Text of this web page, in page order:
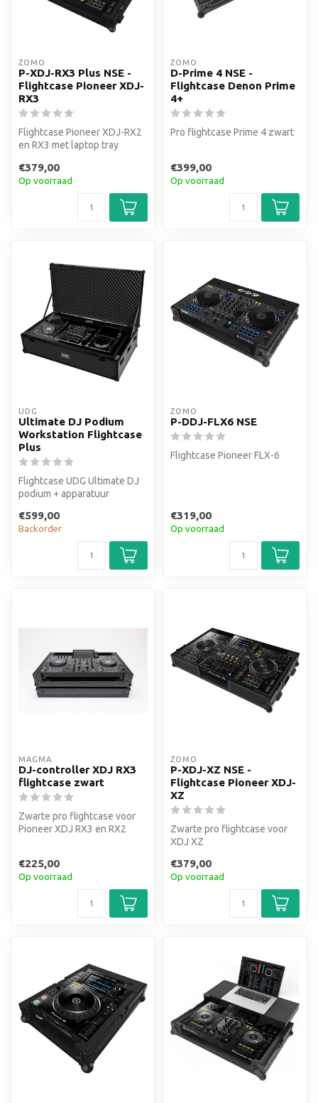
ZOMO
P-XDJ-RX3 Plus NSE -
Flightcase Pioneer XDJ-
RX3
Flightcase Pioneer XDJ-RX2
en RX3 met laptop tray
€379,00
Op voorraad
ZOMO
D-Prime 4 NSE -
Flightcase Denon Prime
4+
Pro flightcase Prime 4 zwart
€399,00
Op voorraad
UDG
Ultimate DJ Podium
Workstation Flightcase
Plus
Flightcase UDG Ultimate DJ
podium + apparatuur
€599,00
Backorder
ZOMO
P-DDJ-FLX6 NSE
Flightcase Pioneer FLX-6
€319,00
Op voorraad
MAGMA
DJ-controller XDJ RX3
flightcase zwart
Zwarte pro flightcase voor
Pioneer XDJ RX3 en RX2
€225,00
Op voorraad
ZOMO
P-XDJ-XZ NSE -
Flightcase Pioneer XDJ-
XZ
Zwarte pro flightcase voor
XDJ XZ
€379,00
Op voorraad